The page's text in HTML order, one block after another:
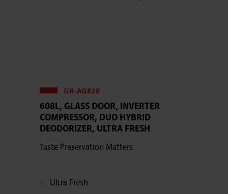
GR-AG820
608L, GLASS DOOR, INVERTER
COMPRESSOR, DUO HYBRID
DEODORIZER, ULTRA FRESH
Taste Preservation Matters
Ultra Fresh